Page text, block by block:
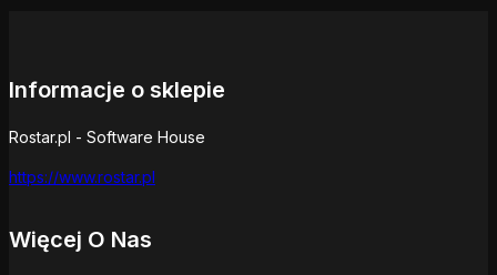
Informacje o sklepie
Rostar.pl - Software House
https://www.rostar.pl
Więcej O Nas